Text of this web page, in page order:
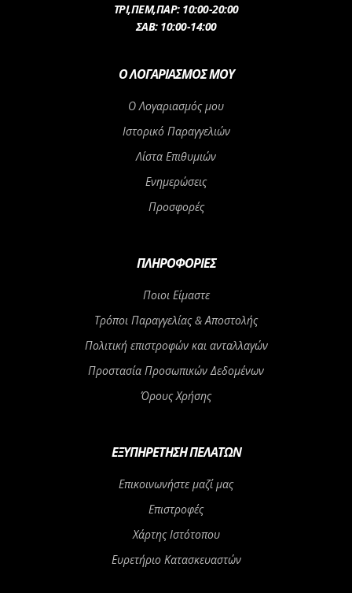
ΤΡI,ΠΕM,ΠΑΡ: 10:00-20:00
ΣΑΒ: 10:00-14:00
Ο ΛΟΓΑΡΙΑΣΜΌΣ ΜΟΥ
Ο Λογαριασμός μου
Ιστορικό Παραγγελιών
Λίστα Επιθυμιών
Ενημερώσεις
Προσφορές
ΠΛΗΡΟΦΟΡΊΕΣ
Ποιοι Είμαστε
Τρόποι Παραγγελίας & Αποστολής
Πολιτική επιστροφών και ανταλλαγών
Προστασία Προσωπικών Δεδομένων
Όρους Χρήσης
ΕΞΥΠΗΡΈΤΗΣΗ ΠΕΛΑΤΏΝ
Επικοινωνήστε μαζί μας
Επιστροφές
Χάρτης Ιστότοπου
Ευρετήριο Κατασκευαστών